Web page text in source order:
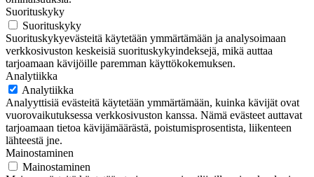
Suorituskyky
Suorituskyky
Suorituskykyevästeitä käytetään ymmärtämään ja analysoimaan
verkkosivuston keskeisiä suorituskykyindeksejä, mikä auttaa
tarjoamaan kävijöille paremman käyttökokemuksen.
Analytiikka
Analytiikka
Analyyttisiä evästeitä käytetään ymmärtämään, kuinka kävijät ovat
vuorovaikutuksessa verkkosivuston kanssa. Nämä evästeet auttavat
tarjoamaan tietoa kävijämäärästä, poistumisprosentista, liikenteen
lähteestä jne.
Mainostaminen
Mainostaminen